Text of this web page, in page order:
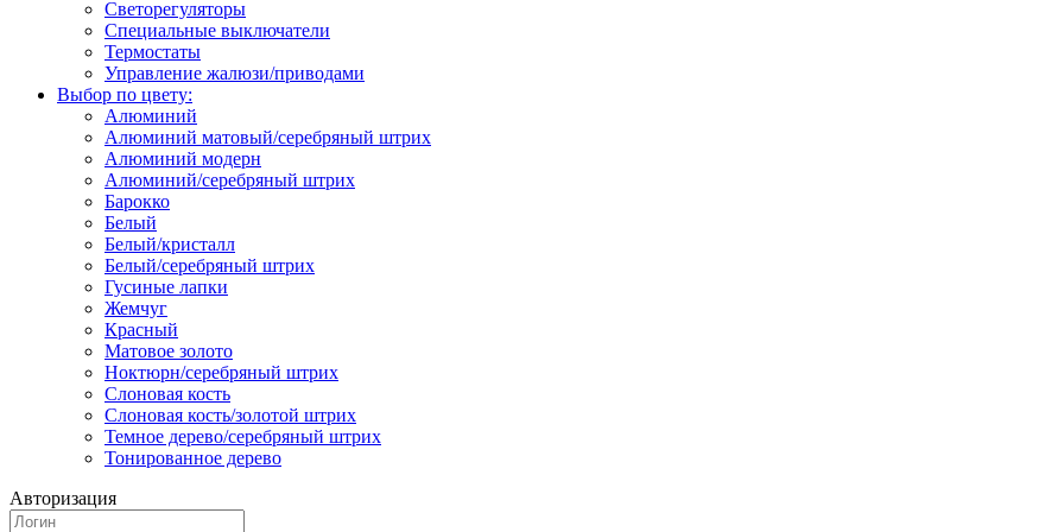
Светорегуляторы
Специальные выключатели
Термостаты
Управление жалюзи/приводами
Выбор по цвету:
Алюминий
Алюминий матовый/серебряный штрих
Алюминий модерн
Алюминий/серебряный штрих
Барокко
Белый
Белый/кристалл
Белый/серебряный штрих
Гусиные лапки
Жемчуг
Красный
Матовое золото
Ноктюрн/серебряный штрих
Слоновая кость
Слоновая кость/золотой штрих
Темное дерево/серебряный штрих
Тонированное дерево
Авторизация